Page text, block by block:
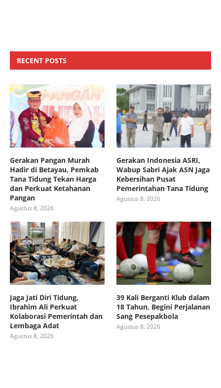
RECENT POSTS
Gerakan Pangan Murah
Hadir di Betayau, Pemkab
Tana Tidung Tekan Harga
dan Perkuat Ketahanan
Pangan
Agustus 8, 2026
Gerakan Indonesia ASRI,
Wabup Sabri Ajak ASN Jaga
Kebersihan Pusat
Pemerintahan Tana Tidung
Agustus 8, 2026
Jaga Jati Diri Tidung,
Ibrahim Ali Perkuat
Kolaborasi Pemerintah dan
Lembaga Adat
Agustus 8, 2026
39 Kali Berganti Klub dalam
18 Tahun, Begini Perjalanan
Sang Pesepakbola
Agustus 8, 2026